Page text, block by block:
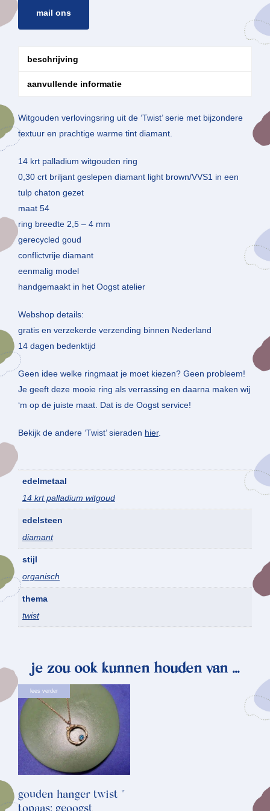
mail ons
beschrijving
aanvullende informatie
Witgouden verlovingsring uit de ‘Twist’ serie met bijzondere
textuur en prachtige warme tint diamant.
14 krt palladium witgouden ring
0,30 crt briljant geslepen diamant light brown/VVS1 in een
tulp chaton gezet
maat 54
ring breedte 2,5 – 4 mm
gerecycled goud
conflictvrije diamant
eenmalig model
handgemaakt in het Oogst atelier
Webshop details:
gratis en verzekerde verzending binnen Nederland
14 dagen bedenktijd
Geen idee welke ringmaat je moet kiezen? Geen probleem!
Je geeft deze mooie ring als verrassing en daarna maken wij
‘m op de juiste maat. Dat is de Oogst service!
Bekijk de andere ‘Twist’ sieraden hier.
edelmetaal
14 krt palladium witgoud
edelsteen
diamant
stijl
organisch
thema
twist
je zou ook kunnen houden van …
lees verder
gouden hanger twist *